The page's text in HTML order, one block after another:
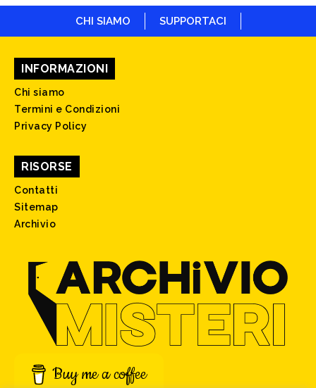
CHI SIAMO SUPPORTACI
INFORMAZIONI
Chi siamo
Termini e Condizioni
Privacy Policy
RISORSE
Contatti
Sitemap
Archivio
Buy me a coffee